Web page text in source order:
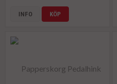
INFO KÖP